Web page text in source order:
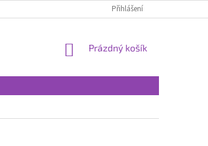
Přihlášení
NÁKUPNÍ
Prázdný košík